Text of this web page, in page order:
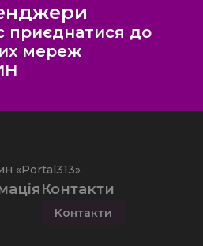
приєднатися до
мереж
«Portal313»
Контакти
Контакти